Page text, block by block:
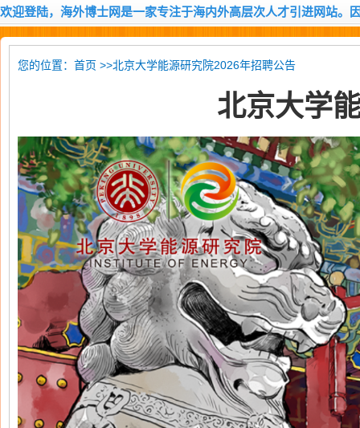
欢迎登陆，海外博士网是一家专注于海内外高层次人才引进网站。
您的位置： 首页 >>北京大学能源研究院2026年招聘公告
北京大学